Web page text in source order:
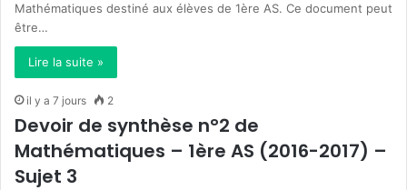
Mathématiques destiné aux élèves de 1ère AS. Ce document peut
être…
Lire la suite »
il y a 7 jours 2
Devoir de synthèse n°2 de
Mathématiques – 1ère AS (2016-2017) –
Sujet 3